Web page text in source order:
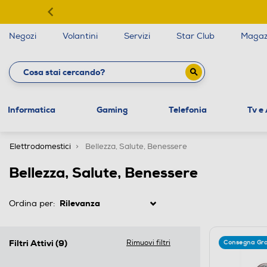
Negozi Volantini Servizi Star Club
Informatica Gaming Telefonia Tv e
Elettrodomestici Bellezza, Salute, Benessere
Bellezza, Salute, Benessere
Ordina per:
Filtri Attivi (9) Rimuovi filtri Consegna